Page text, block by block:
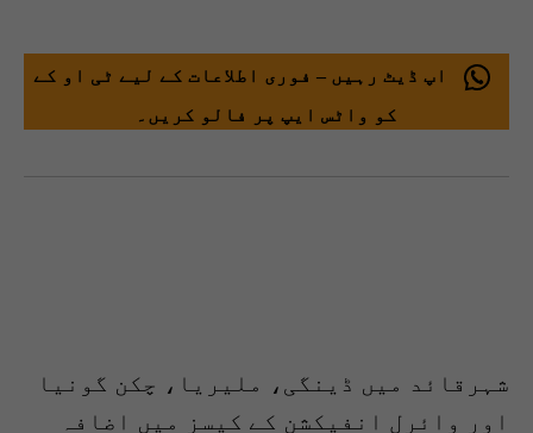
اپ ڈیٹ رہیں – فوری اطلاعات کے لیے ٹی او کے
کو واٹس ایپ پر فالو کریں۔
شہرقائد میں ڈینگی، ملیریا، چکن گونیا
اور وائرل انفیکشن کے کیسز میں اضافہ